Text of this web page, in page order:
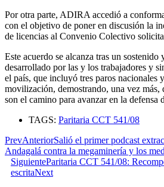
Por otra parte, ADIRA accedió a
con el objetivo de poner en discusión la
de licencias al Convenio Colectivo
Este acuerdo se alcanza tras un sostenido
desarrollado por las y los trabajadores y
el país, que incluyó tres paros nacionales
movilización, demostrando, una vez más,
son el camino para avanzar en la defensa
TAGS: Paritaria CCT 541/08
PrevAnteriorSalió el primer podcast
Andagalá contra la megaminería y los
SiguienteParitaria CCT 541/08:
escritaNext